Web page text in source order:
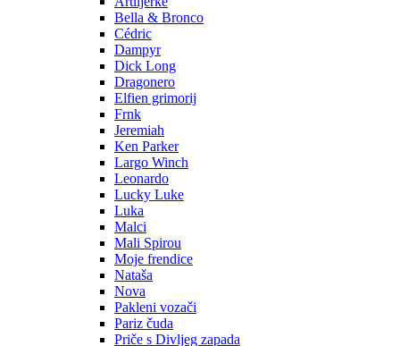
Bella & Bronco
Cédric
Dampyr
Dick Long
Dragonero
Elfien grimorij
Frnk
Jeremiah
Ken Parker
Largo Winch
Leonardo
Lucky Luke
Luka
Malci
Mali Spirou
Moje frendice
Nataša
Nova
Pakleni vozači
Pariz čuda
Priče s Divljeg zapada